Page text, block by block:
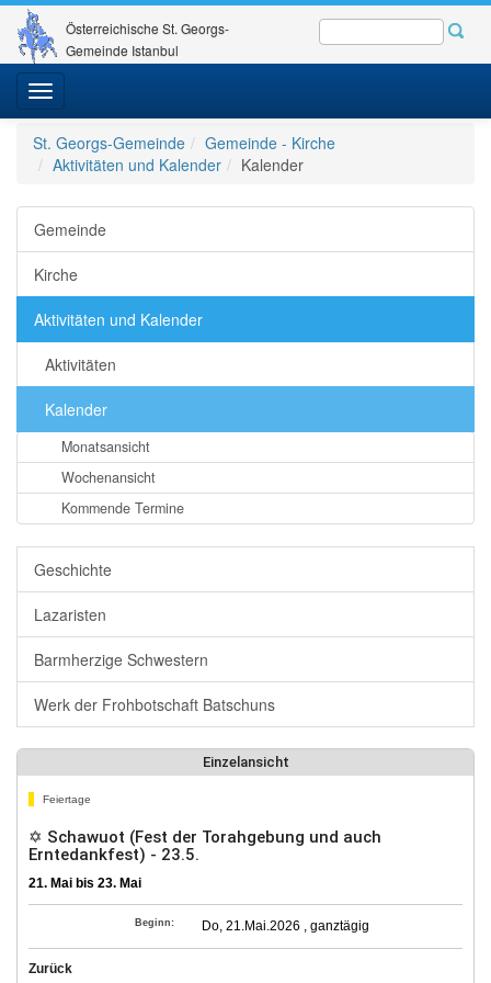
Österreichische St. Georgs-
Gemeinde Istanbul
Toggle
navigation
St. Georgs-Gemeinde
Gemeinde - Kirche
Aktivitäten und Kalender
Kalender
Gemeinde
Kirche
Aktivitäten und Kalender
Aktivitäten
Kalender
Monatsansicht
Wochenansicht
Kommende Termine
Geschichte
Lazaristen
Barmherzige Schwestern
Werk der Frohbotschaft Batschuns
Einzelansicht
Feiertage
✡ Schawuot (Fest der Torahgebung und auch
Erntedankfest) - 23.5.
21. Mai bis 23. Mai
Beginn: Do, 21.Mai.2026 , ganztägig
Zurück